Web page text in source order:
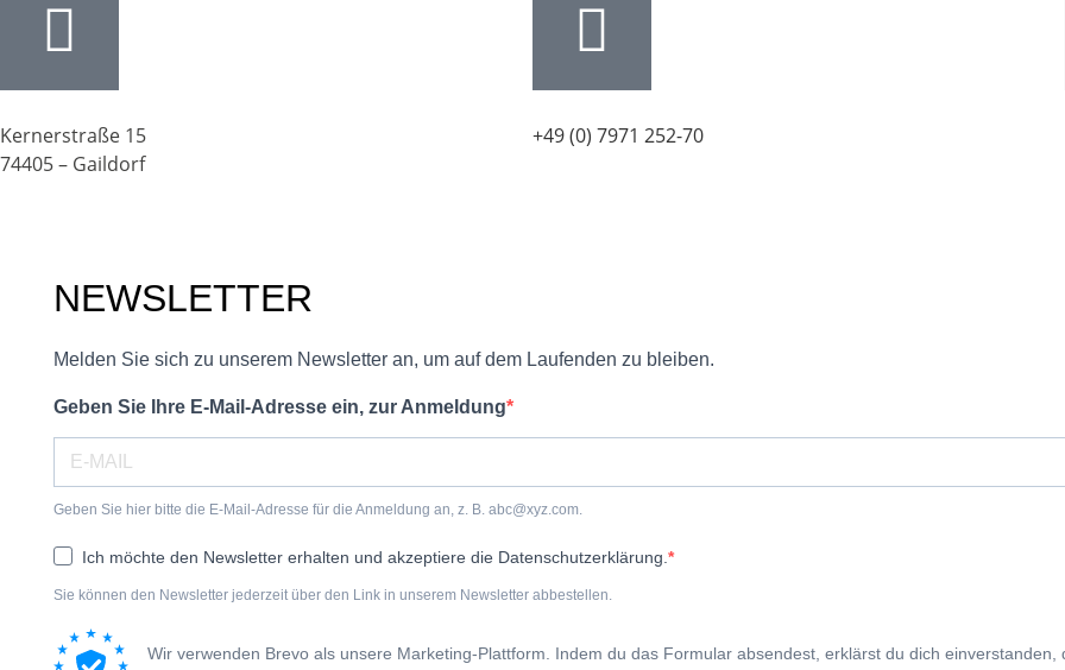
Kernerstraße 15
74405 – Gaildorf
+49 (0) 7971 252-70
NEWSLETTER
Melden Sie sich zu unserem Newsletter an, um auf dem Laufenden zu bleiben.
Geben Sie Ihre E-Mail-Adresse ein, zur Anmeldung
Geben Sie hier bitte die E-Mail-Adresse für die Anmeldung an, z. B. abc@xyz.com.
Ich möchte den Newsletter erhalten und akzeptiere die Datenschutzerklärung.
Sie können den Newsletter jederzeit über den Link in unserem Newsletter abbestellen.
Wir verwenden Brevo als unsere Marketing-Plattform. Indem du das Formular absendest, erklärst du dich